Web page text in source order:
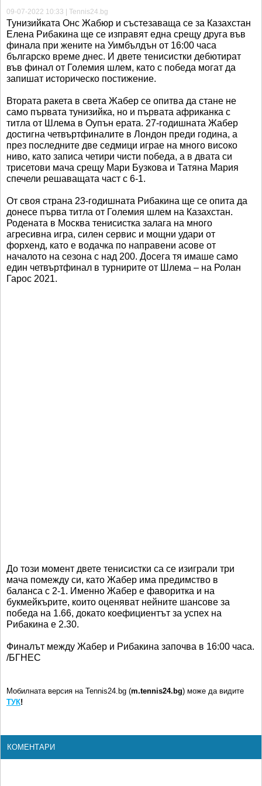
09-07-2022 10:33 | Tennis24.bg
Тунизийката Онс Жабюр и състезаваща се за Казахстан
Елена Рибакина ще се изправят една срещу друга във
финала при жените на Уимбълдън от 16:00 часа
българско време днес. И двете тенисистки дебютират
във финал от Големия шлем, като с победа могат да
запишат историческо постижение.
Втората ракета в света Жабер се опитва да стане не
само първата тунизийка, но и първата африканка с
титла от Шлема в Оупън ерата. 27-годишната Жабер
достигна четвъртфиналите в Лондон преди година, а
през последните две седмици играе на много високо
ниво, като записа четири чисти победа, а в двата си
трисетови мача срещу Мари Бузкова и Татяна Мария
спечели решаващата част с 6-1.
От своя страна 23-годишната Рибакина ще се опита да
донесе първа титла от Големия шлем на Казахстан.
Родената в Москва тенисистка залага на много
агресивна игра, силен сервис и мощни удари от
форхенд, като е водачка по направени асове от
началото на сезона с над 200. Досега тя имаше само
един четвъртфинал в турнирите от Шлема – на Ролан
Гарос 2021.
До този момент двете тенисистки са се изиграли три
мача помежду си, като Жабер има предимство в
баланса с 2-1. Именно Жабер е фаворитка и на
букмейкърите, които оценяват нейните шансове за
победа на 1.66, докато коефициентът за успех на
Рибакина е 2.30.
Финалът между Жабер и Рибакина започва в 16:00 часа.
/БГНЕС
Мобилната версия на Tennis24.bg (m.tennis24.bg) може да видите
ТУК!
КОМЕНТАРИ